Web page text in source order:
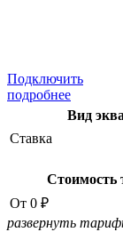
Подключить
подробнее
Вид
Ставка
Стоимость
От 0 ₽
развернуть